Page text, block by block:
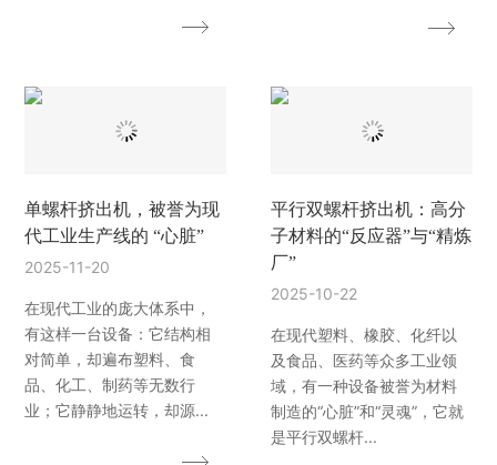
单螺杆挤出机，被誉为现
代工业生产线的 “心脏”
2025-11-20
在现代工业的庞大体系中，
有这样一台设备：它结构相
对简单，却遍布塑料、食
品、化工、制药等无数行
业；它静静地运转，却源...
平行双螺杆挤出机：高分
子材料的“反应器”与“精炼
厂”
2025-10-22
在现代塑料、橡胶、化纤以
及食品、医药等众多工业领
域，有一种设备被誉为材料
制造的“心脏”和“灵魂”，它就
是平行双螺杆...